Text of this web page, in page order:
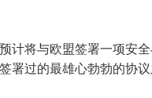
计将与欧盟签署一项安
署过的最雄心勃勃的协